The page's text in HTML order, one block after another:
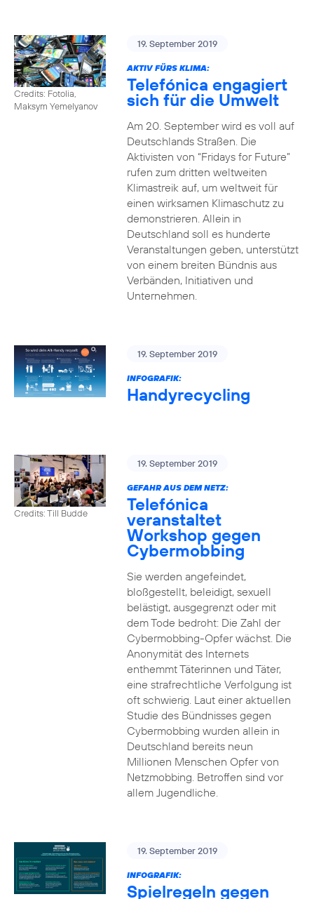
Credits: Fotolia,
Maksym Yemelyanov
19. September 2019
AKTIV FÜRS KLIMA:
Telefónica engagiert
sich für die Umwelt
Am 20. September wird es voll auf
Deutschlands Straßen. Die
Aktivisten von “Fridays for Future”
rufen zum dritten weltweiten
Klimastreik auf, um weltweit für
einen wirksamen Klimaschutz zu
demonstrieren. Allein in
Deutschland soll es hunderte
Veranstaltungen geben, unterstützt
von einem breiten Bündnis aus
Verbänden, Initiativen und
Unternehmen.
19. September 2019
INFOGRAFIK:
Handyrecycling
Credits: Till Budde
19. September 2019
GEFAHR AUS DEM NETZ:
Telefónica
veranstaltet
Workshop gegen
Cybermobbing
Sie werden angefeindet,
bloßgestellt, beleidigt, sexuell
belästigt, ausgegrenzt oder mit
dem Tode bedroht: Die Zahl der
Cybermobbing-Opfer wächst. Die
Anonymität des Internets
enthemmt Täterinnen und Täter,
eine strafrechtliche Verfolgung ist
oft schwierig. Laut einer aktuellen
Studie des Bündnisses gegen
Cybermobbing wurden allein in
Deutschland bereits neun
Millionen Menschen Opfer von
Netzmobbing. Betroffen sind vor
allem Jugendliche.
19. September 2019
INFOGRAFIK:
Spielregeln gegen